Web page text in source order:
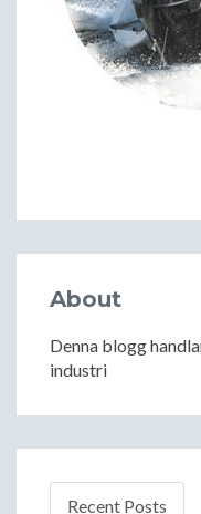
About
Denna blogg
industri
Recent Posts